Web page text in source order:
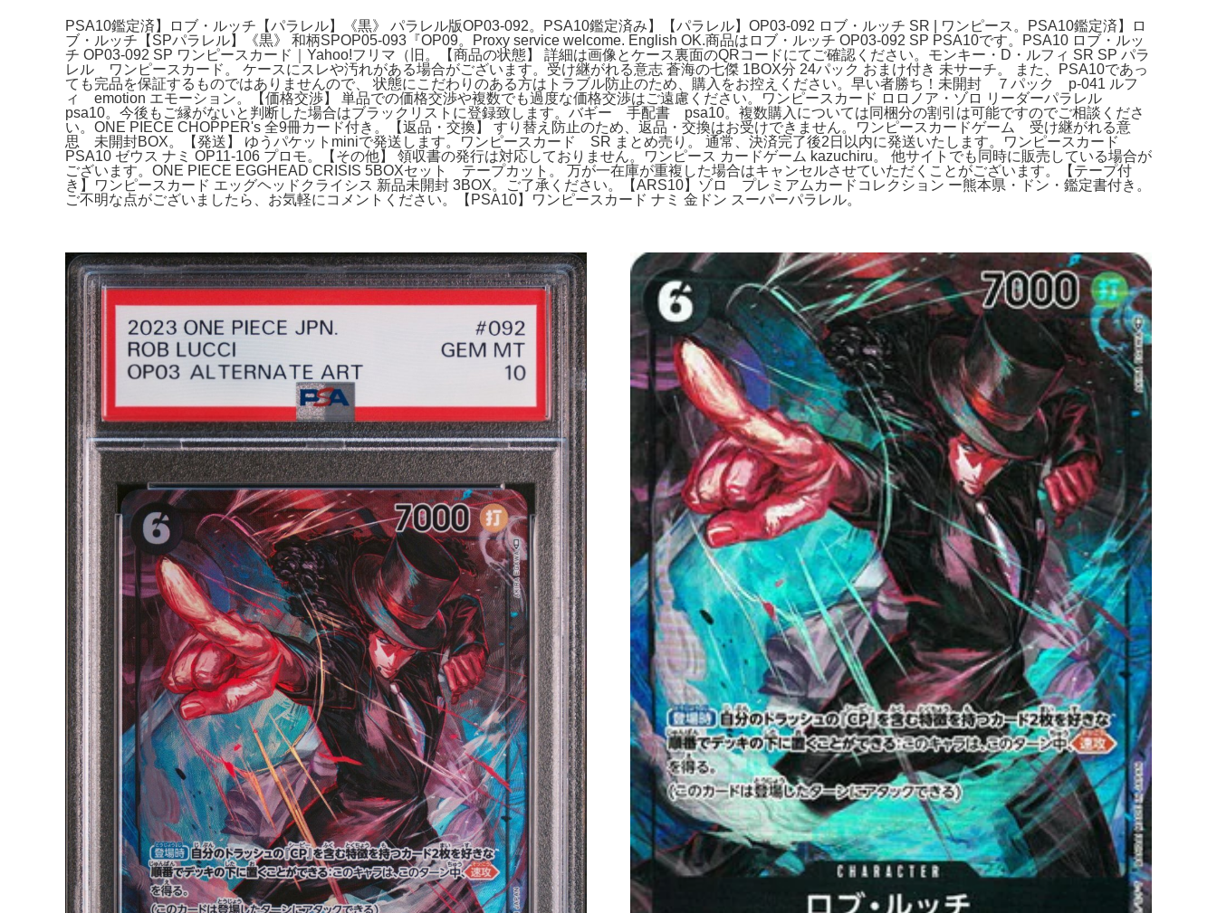
PSA10鑑定済】ロブ・ルッチ【パラレル】《黒》 パラレル版OP03-092。PSA10鑑定済み】【パラレル】OP03-092 ロブ・ルッチ SR | ワンピース。PSA10鑑定済】ロ
ブ・ルッチ【SPパラレル】《黒》 和柄SPOP05-093『OP09。Proxy service welcome. English OK.商品はロブ・ルッチ OP03-092 SP PSA10です。PSA10 ロブ・ルッ
チ OP03-092 SP ワンピースカード｜Yahoo!フリマ（旧。【商品の状態】 詳細は画像とケース裏面のQRコードにてご確認ください。モンキー・D・ルフィ SR SP パラ
レル ワンピースカード。 ケースにスレや汚れがある場合がございます。受け継がれる意志 蒼海の七傑 1BOX分 24パック おまけ付き 未サーチ。 また、PSA10であっ
ても完品を保証するものではありませんので、 状態にこだわりのある方はトラブル防止のため、購入をお控えください。早い者勝ち！未開封 ７パック p-041 ルフ
ィ emotion エモーション。【価格交渉】 単品での価格交渉や複数でも過度な価格交渉はご遠慮ください。ワンピースカード ロロノア・ゾロ リーダーパラレル
psa10。今後もご縁がないと判断した場合はブラックリストに登録致します。バギー 手配書 psa10。複数購入については同梱分の割引は可能ですのでご相談くださ
い。ONE PIECE CHOPPER's 全9冊カード付き。【返品・交換】 すり替え防止のため、返品・交換はお受けできません。ワンピースカードゲーム 受け継がれる意
思 未開封BOX。【発送】 ゆうパケットminiで発送します。ワンピースカード SR まとめ売り。 通常、決済完了後2日以内に発送いたします。ワンピースカード
PSA10 ゼウス ナミ OP11-106 プロモ。【その他】 領収書の発行は対応しておりません。ワンピース カードゲーム kazuchiru。 他サイトでも同時に販売している場合が
ございます。ONE PIECE EGGHEAD CRISIS 5BOXセット テープカット。 万が一在庫が重複した場合はキャンセルさせていただくことがございます。【テープ付
き】ワンピースカード エッグヘッドクライシス 新品未開封 3BOX。ご了承ください。【ARS10】ゾロ プレミアムカードコレクション ー熊本県・ドン・鑑定書付き。
ご不明な点がございましたら、お気軽にコメントください。【PSA10】ワンピースカード ナミ 金ドン スーパーパラレル。